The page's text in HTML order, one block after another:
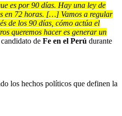
es por 90 días. Hay una ley de
en 72 horas. […] Vamos a regular
de los 90 días, cómo actúa el
queremos hacer es generar un
de Fe en el Perú durante
los hechos políticos que definen la